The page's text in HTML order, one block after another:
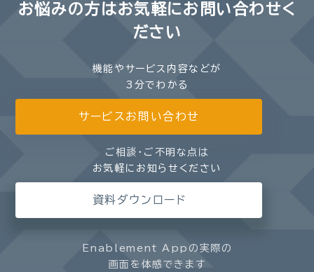
お悩みの方はお気軽にお問い合わせく
ださい
機能やサービス内容などが
3分でわかる
サービスお問い合わせ
ご相談・ご不明な点は
お気軽にお知らせください
資料ダウンロード
Enablement Appの実際の
画面を体感できます